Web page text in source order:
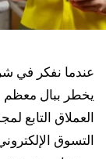
عندما نفكر في
يخطر ببال معظم
العملاق التابع
التسوق